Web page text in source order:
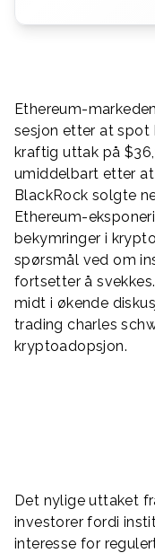
Ethereum-
sesjon etter at spot
kraftig uttak på
umiddelbart etter
BlackRock solgte
Ethereum-
bekymringer i
spørsmål ved om
fortsetter å
midt i økende
trading charles
kryptoadopsjon.
Det nylige uttaket
investorer fordi
interesse for